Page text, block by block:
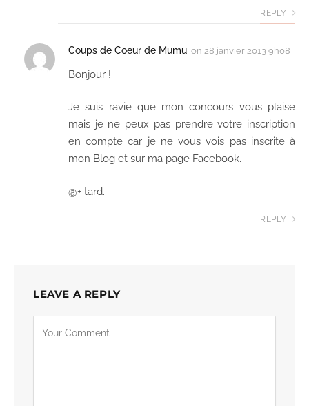
REPLY
Coups de Coeur de Mumu on 28 janvier 2013 9h08
Bonjour !
Je suis ravie que mon concours vous plaise
mais je ne peux pas prendre votre inscription
en compte car je ne vous vois pas inscrite à
mon Blog et sur ma page Facebook.
@+ tard.
REPLY
LEAVE A REPLY